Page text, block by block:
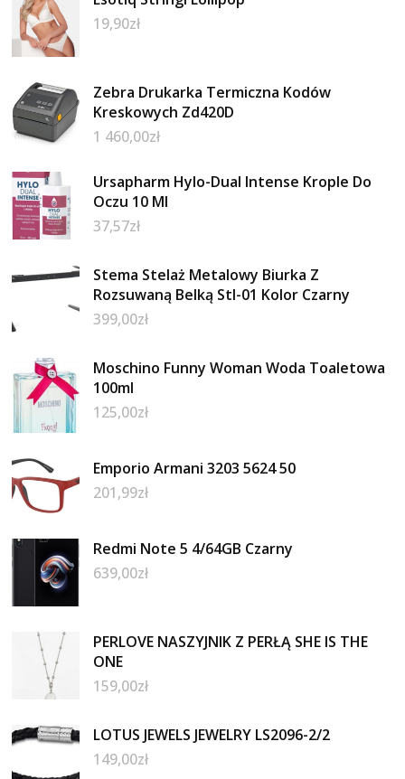
19,90zł
Zebra Drukarka Termiczna Kodów
Kreskowych Zd420D
1 460,00zł
Ursapharm Hylo-Dual Intense Krople Do
Oczu 10 Ml
37,57zł
Stema Stelaż Metalowy Biurka Z
Rozsuwaną Belką Stl-01 Kolor Czarny
399,00zł
Moschino Funny Woman Woda Toaletowa
100ml
125,00zł
Emporio Armani 3203 5624 50
201,99zł
Redmi Note 5 4/64GB Czarny
639,00zł
PERLOVE NASZYJNIK Z PERŁĄ SHE IS THE
ONE
159,00zł
LOTUS JEWELS JEWELRY LS2096-2/2
149,00zł